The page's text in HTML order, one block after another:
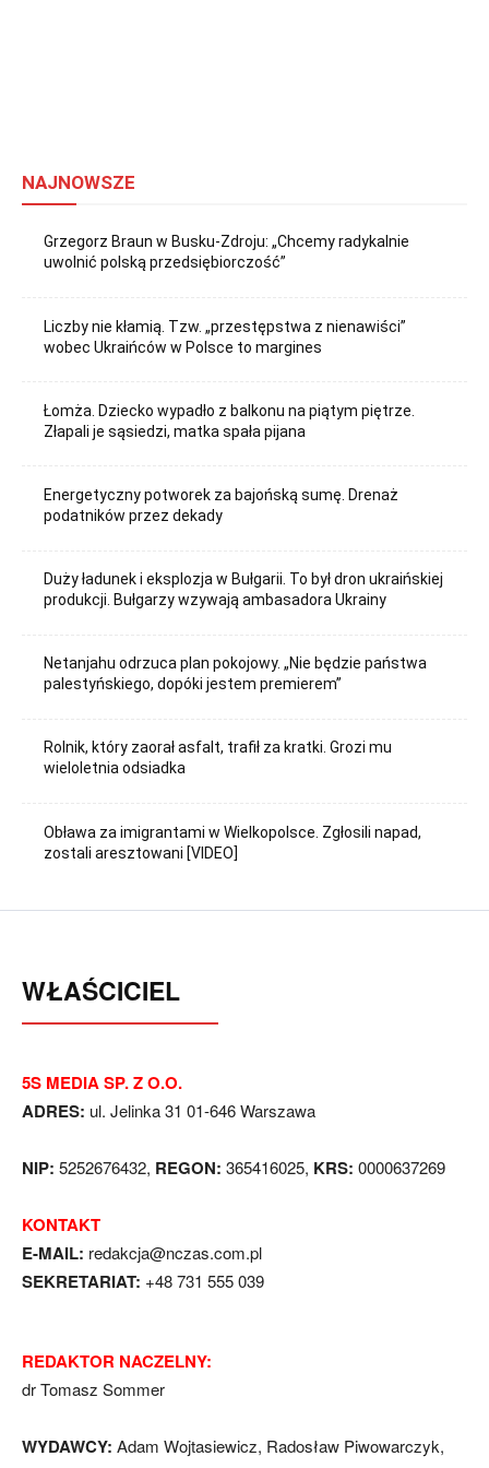
NAJNOWSZE
Grzegorz Braun w Busku-Zdroju: „Chcemy radykalnie
uwolnić polską przedsiębiorczość”
Liczby nie kłamią. Tzw. „przestępstwa z nienawiści”
wobec Ukraińców w Polsce to margines
Łomża. Dziecko wypadło z balkonu na piątym piętrze.
Złapali je sąsiedzi, matka spała pijana
Energetyczny potworek za bajońską sumę. Drenaż
podatników przez dekady
Duży ładunek i eksplozja w Bułgarii. To był dron ukraińskiej
produkcji. Bułgarzy wzywają ambasadora Ukrainy
Netanjahu odrzuca plan pokojowy. „Nie będzie państwa
palestyńskiego, dopóki jestem premierem”
Rolnik, który zaorał asfalt, trafił za kratki. Grozi mu
wieloletnia odsiadka
Obława za imigrantami w Wielkopolsce. Zgłosili napad,
zostali aresztowani [VIDEO]
WŁAŚCICIEL
5S MEDIA SP. Z O.O.
ADRES: ul. Jelinka 31 01-646 Warszawa
NIP: 5252676432, REGON: 365416025, KRS: 0000637269
KONTAKT
E-MAIL: redakcja@nczas.com.pl
SEKRETARIAT: +48 731 555 039
REDAKTOR NACZELNY:
dr Tomasz Sommer
WYDAWCY: Adam Wojtasiewicz, Radosław Piwowarczyk,